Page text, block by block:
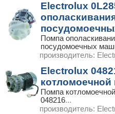
Electrolux
Помпа
посудомоечных
производитель:
Electrolux
Помпа
048216...
производитель: